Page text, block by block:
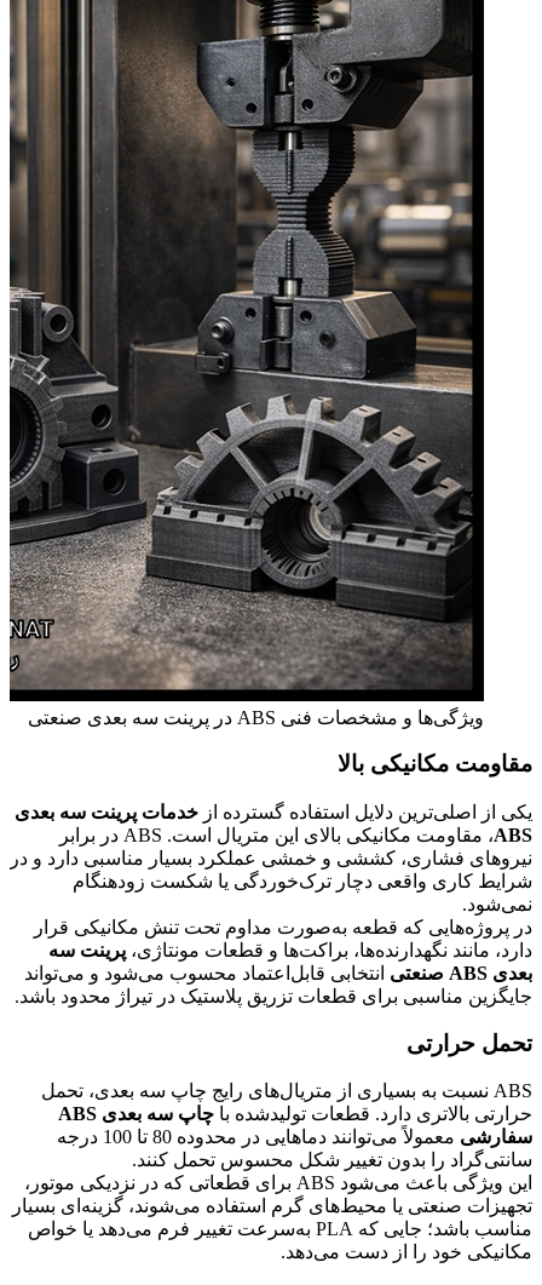
ویژگی‌ها و مشخصات فنی ABS در پرینت سه بعدی صنعتی
مقاومت مکانیکی بالا
یکی از اصلی‌ترین دلایل استفاده گسترده از خدمات پرینت سه بعدی
ABS
، مقاومت مکانیکی بالای این متریال است. ABS در برابر
نیروهای فشاری، کششی و خمشی عملکرد بسیار مناسبی دارد و در
شرایط کاری واقعی دچار ترک‌خوردگی یا شکست زودهنگام
نمی‌شود.
در پروژه‌هایی که قطعه به‌صورت مداوم تحت تنش مکانیکی قرار
دارد، مانند نگهدارنده‌ها، براکت‌ها و قطعات مونتاژی، پرینت سه
بعدی ABS صنعتی
انتخابی قابل‌اعتماد محسوب می‌شود و می‌تواند
جایگزین مناسبی برای قطعات تزریق پلاستیک در تیراژ محدود باشد.
تحمل حرارتی
ABS نسبت به بسیاری از متریال‌های رایج چاپ سه بعدی، تحمل
حرارتی بالاتری دارد. قطعات تولیدشده با
چاپ سه بعدی ABS
سفارشی
معمولاً می‌توانند دماهایی در محدوده 80 تا 100 درجه
سانتی‌گراد را بدون تغییر شکل محسوس تحمل کنند.
این ویژگی باعث می‌شود ABS برای قطعاتی که در نزدیکی موتور،
تجهیزات صنعتی یا محیط‌های گرم استفاده می‌شوند، گزینه‌ای بسیار
مناسب باشد؛ جایی که PLA به‌سرعت تغییر فرم می‌دهد یا خواص
مکانیکی خود را از دست می‌دهد.